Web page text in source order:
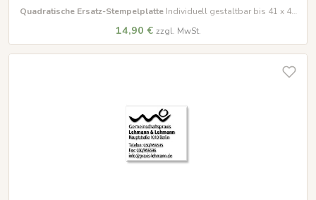
Quadratische Ersatz-Stempelplatte Individuell gestaltbar bis 41 x 41
14,90 € zzgl. MwSt.